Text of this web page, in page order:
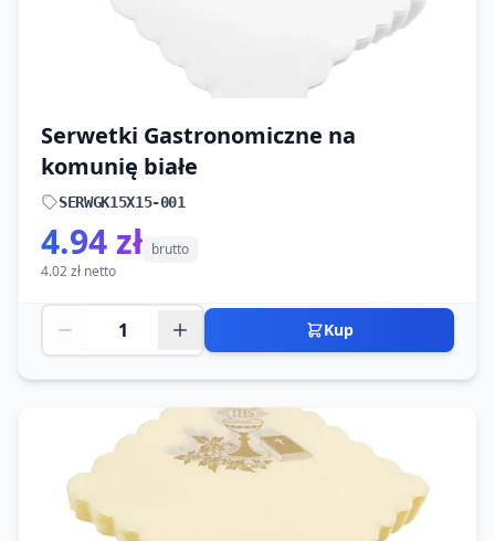
Serwetki Gastronomiczne na
komunię białe
SERWGK15X15-001
4.94 zł brutto
4.02 zł netto
Kup